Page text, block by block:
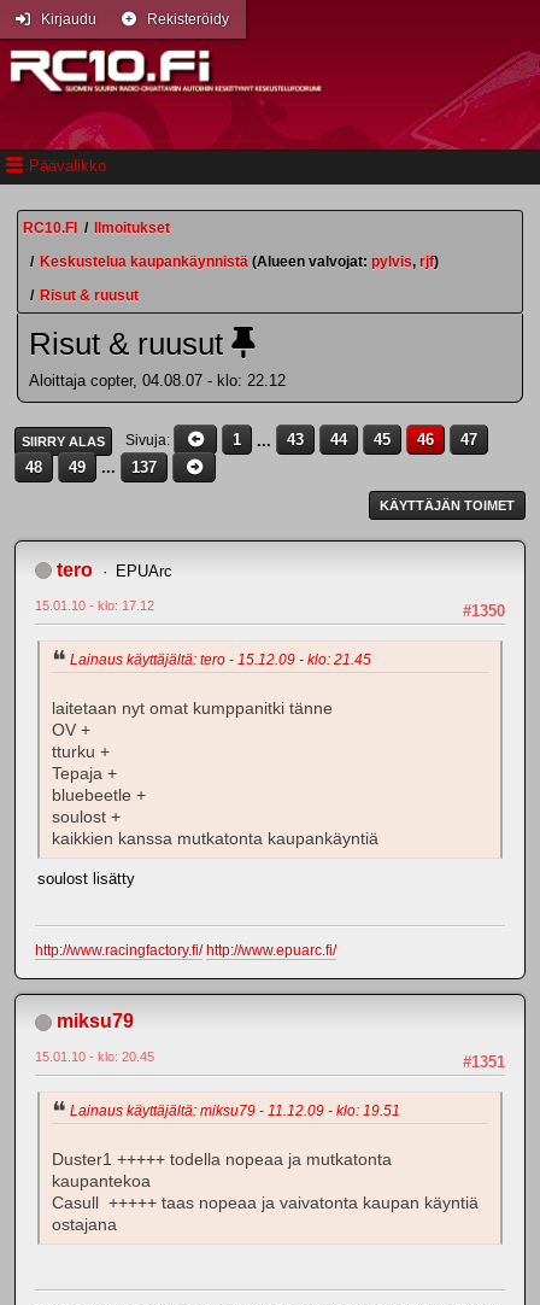
Päävalikko
Kirjaudu Rekisteröidy
RC10.FI /
Ilmoitukset
/ Keskustelua kaupankäynnistä (Alueen valvojat: pylvis, rjf)
/ Risut & ruusut
Risut & ruusut
Aloittaja copter, 04.08.07 - klo: 22.12
SIIRRY ALAS Sivuja 1 ... 43 44 45 46
47
48
49 ... 137
KÄYTTÄJÄN TOIMET
tero EPUArc
#1350
15.01.10 - klo: 17.12
Lainaus käyttäjältä: tero - 15.12.09 - klo: 21.45
laitetaan nyt omat kumppanitki tänne
OV +
tturku +
Tepaja +
bluebeetle +
soulost +
kaikkien kanssa mutkatonta kaupankäyntiä
soulost lisätty
http://www.racingfactory.fi/ http://www.epuarc.fi/
miksu79
#1351
15.01.10 - klo: 20.45
Lainaus käyttäjältä: miksu79 - 11.12.09 - klo: 19.51
Duster1 +++++ todella nopeaa ja mutkatonta
kaupantekoa
Casull +++++ taas nopeaa ja vaivatonta kaupan käyntiä
ostajana